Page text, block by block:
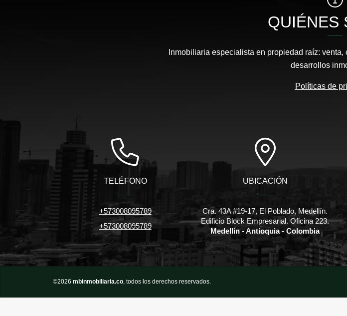
QUIÉNES
Inmobiliaria especialista en propiedad raíz:
desarrollos
Políticas de
TELÉFONO
+573008095789
+573008095789
UBICACIÓN
Cra. 43A #19-17, El Poblado, Medellín.
Edificio Block Empresarial. Oficina 223.
Medellín - Antioquia - Colombia
©2026 mbinmobiliaria.co , todos los derechos reservados.